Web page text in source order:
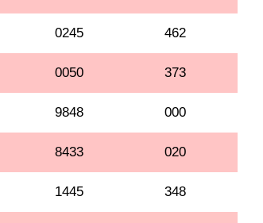
0245 462
0050 373
9848 000
8433 020
1445 348